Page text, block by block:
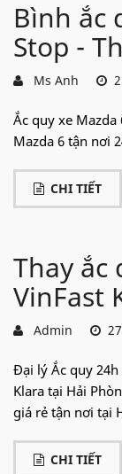
Bình ắc
Stop -
Ms Anh
Ắc quy xe
Mazda 6 tận nơi
CHI TIẾT
Thay ắc
VinFast
Admin
Đại lý Ắc quy 24h
Klara tại Hải
giá rẻ tận nơi tại
CHI TIẾT